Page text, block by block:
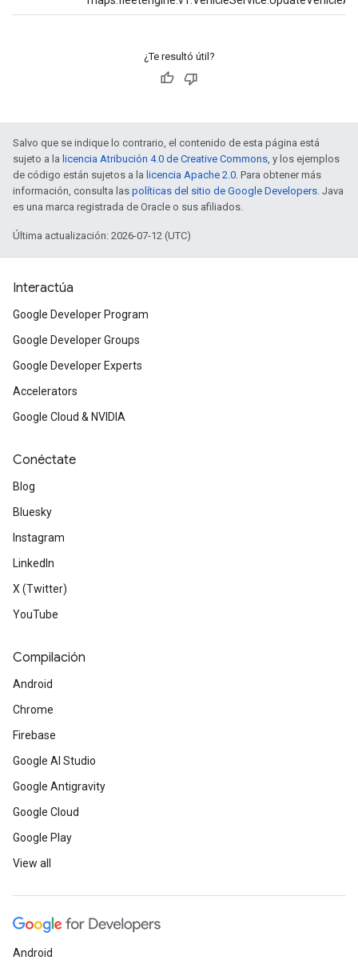
¿Te resultó útil?
Salvo que se indique lo contrario, el contenido de esta página está
sujeto a la licencia Atribución 4.0 de Creative Commons, y los ejemplos
de código están sujetos a la licencia Apache 2.0. Para obtener más
información, consulta las políticas del sitio de Google Developers. Java
es una marca registrada de Oracle o sus afiliados.
Última actualización: 2026-07-12 (UTC)
Interactúa
Google Developer Program
Google Developer Groups
Google Developer Experts
Accelerators
Google Cloud & NVIDIA
Conéctate
Blog
Bluesky
Instagram
LinkedIn
X (Twitter)
YouTube
Compilación
Android
Chrome
Firebase
Google AI Studio
Google Antigravity
Google Cloud
Google Play
View all
Android